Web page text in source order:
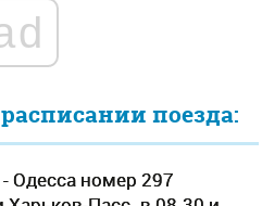
поезда:
Одесса номер 297